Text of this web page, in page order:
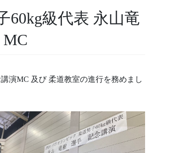
60kg級代表 永山竜
演MC 及び 柔道教室の進行を務めまし